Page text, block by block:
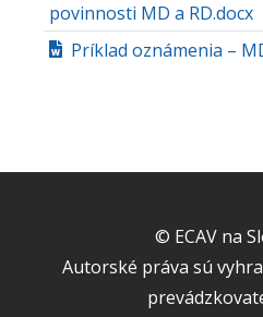
povinnosti MD a RD.docx
Príklad oznámenia –
© ECAV na
Autorské práva sú